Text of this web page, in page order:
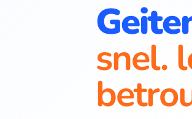
snel.